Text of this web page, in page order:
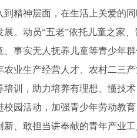
精神层面，在生活上关爱的
。动员“五老”依托儿童之家
事实无人抚养儿童等青少年
业生产经营人才、农村二三
训，助力培养有理想、懂技
园活动，加强青少年劳动教
、敢担当讲奉献的青年产业工